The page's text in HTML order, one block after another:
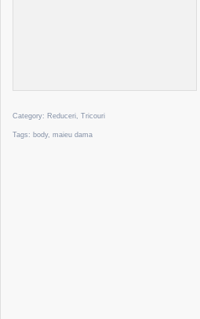
Category: Reduceri, Tricouri
Tags: body, maieu dama